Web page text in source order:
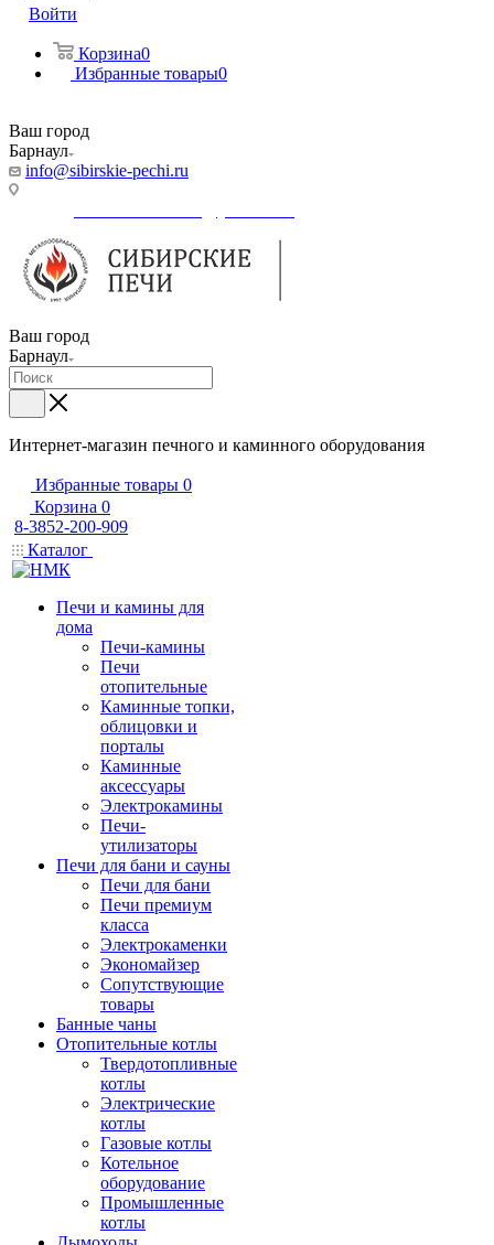
Войти
Корзина0
Избранные товары0
Ваш город
Барнаул
info@sibirskie-pechi.ru
Ваш город
Барнаул
Интернет-магазин печного и каминного оборудования
Избранные товары 0
Корзина 0
8-3852-200-909
Каталог
Печи и камины для
дома
Печи-камины
Печи
отопительные
Каминные топки,
облицовки и
порталы
Каминные
аксессуары
Электрокамины
Печи-
утилизаторы
Печи для бани и сауны
Печи для бани
Печи премиум
класса
Электрокаменки
Экономайзер
Сопутствующие
товары
Банные чаны
Отопительные котлы
Твердотопливные
котлы
Электрические
котлы
Газовые котлы
Котельное
оборудование
Промышленные
котлы